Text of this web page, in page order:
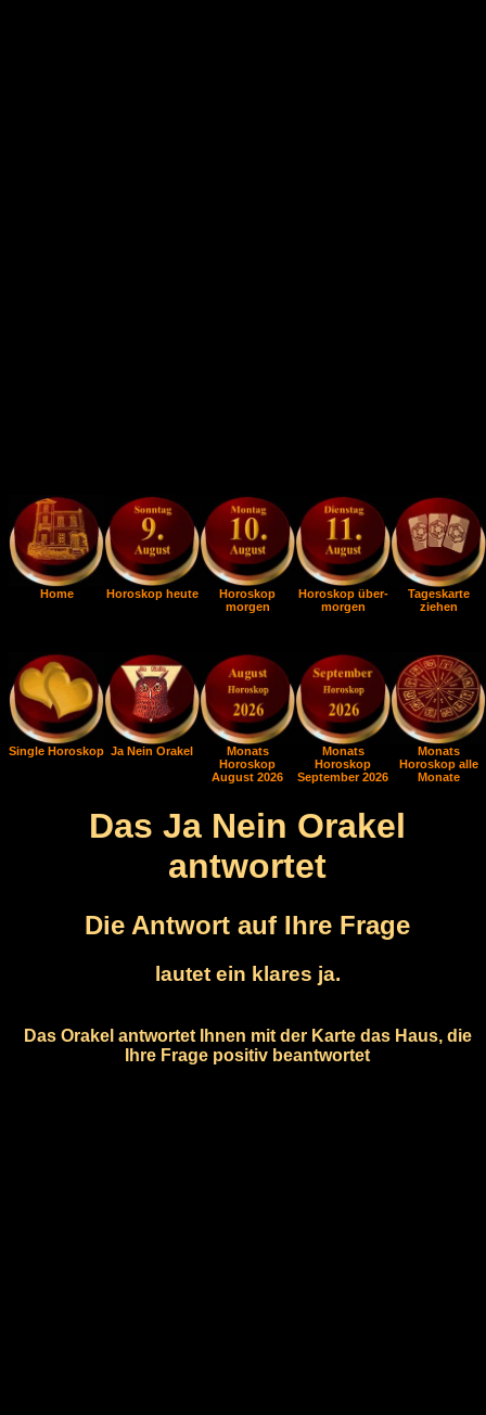
Home Horoskop heute
Horoskop
morgen
Horoskop über-
morgen
Tageskarte
ziehen
Single Horoskop Ja Nein Orakel
Monats
Horoskop
August 2026
Monats
Horoskop
September 2026
Monats
Horoskop alle
Monate
Das Ja Nein Orakel
antwortet
Die Antwort auf Ihre Frage
lautet ein klares ja.
Das Orakel antwortet Ihnen mit der Karte das Haus, die
Ihre Frage positiv beantwortet